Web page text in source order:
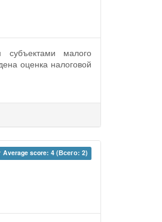
субъектами малого
оценка налоговой
Average score: 4 (Всего: 2)